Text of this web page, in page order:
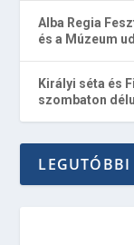
Alba Regia
és a Múzeum
Királyi séta és
szombaton